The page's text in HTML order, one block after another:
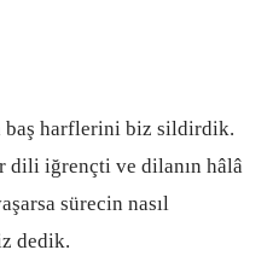
baş harflerini biz sildirdik.
dili iğrençti ve dilanın hâlâ
sürecin nasıl
dedik.